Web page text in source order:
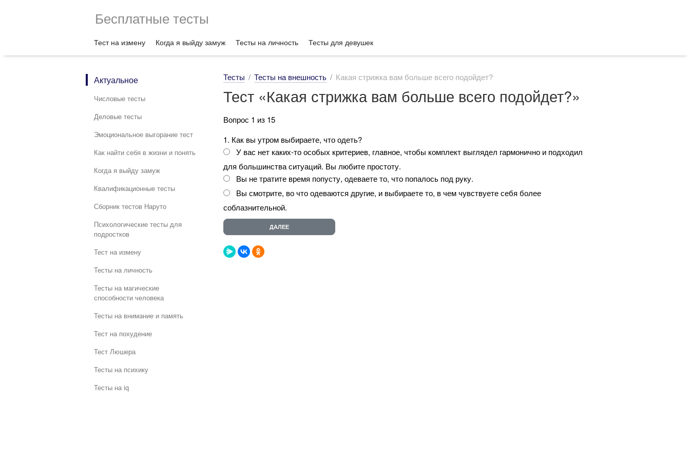
Бесплатные тесты
Тест на измену Когда я выйду замуж Тесты на личность Тесты для девушек
Актуальное
Числовые тесты
Деловые тесты
Эмоциональное выгорание тест
Как найти себя в жизни и понять
Когда я выйду замуж
Квалификационные тесты
Сборник тестов Наруто
Психологические тесты для
подростков
Тест на измену
Тесты на личность
Тесты на магические
способности человека
Тесты на внимание и память
Тест на похудение
Тест Люшера
Тесты на психику
Тесты на iq
Тесты Тесты на внешность Какая стрижка вам больше всего подойдет?
Тест «Какая стрижка вам больше всего подойдет?»
Вопрос 1 из 15
1. Как вы утром выбираете, что одеть?
У вас нет каких-то особых критериев, главное, чтобы комплект выглядел гармонично и подходил
для большинства ситуаций. Вы любите простоту.
Вы не тратите время попусту, одеваете то, что попалось под руку.
Вы смотрите, во что одеваются другие, и выбираете то, в чем чувствуете себя более
соблазнительной.